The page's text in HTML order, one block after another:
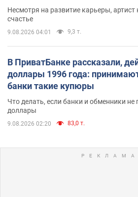
Несмотря на развитие карьеры,
счастье
9.08.2026 04:01 9,3 т.
В ПриватБанке рассказали,
доллары 1996 года:
банки такие купюры
Что делать, если банки и обменники
доллары
9.08.2026 02:20 83,0 т.